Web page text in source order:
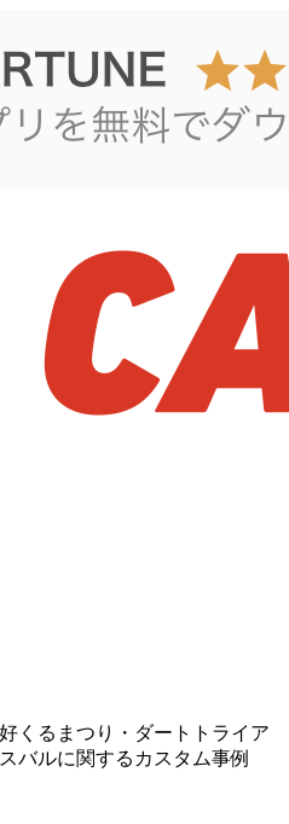
くるまつり・ダートトライア
バルに関するカスタム事例